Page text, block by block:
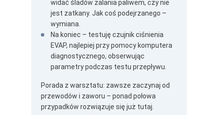
widać śladów zalania paliwem, czy nie
jest zatkany. Jak coś podejrzanego –
wymiana.
Na koniec – testuję czujnik ciśnienia
EVAP, najlepiej przy pomocy komputera
diagnostycznego, obserwując
parametry podczas testu przepływu.
Porada z warsztatu: zawsze zaczynaj od
przewodów i zaworu – ponad połowa
przypadków rozwiązuje się już tutaj.